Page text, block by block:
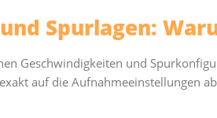
Spurlagen:
Geschwindigkeiten und
auf die Aufnahmeeinstellungen